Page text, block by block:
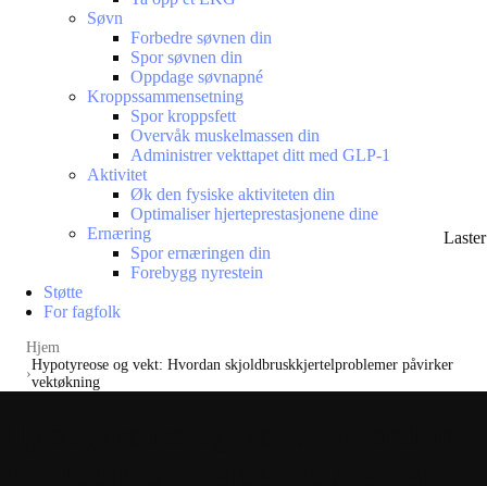
Søvn
Forbedre søvnen din
Spor søvnen din
Oppdage søvnapné
Kroppssammensetning
Spor kroppsfett
Overvåk muskelmassen din
Administrer vekttapet ditt med GLP-1
Aktivitet
Øk den fysiske aktiviteten din
Optimaliser hjerteprestasjonene dine
Ernæring
Spor ernæringen din
Forebygg nyrestein
Støtte
For fagfolk
Hjem
Hypotyreose og vekt: Hvordan skjoldbruskkjertelproblemer påvirker
vektøkning